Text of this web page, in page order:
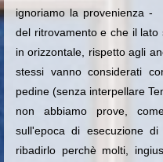
ignoriamo la provenienza -
del ritrovamento e che il
in orizzontale, rispetto agli
stessi vanno considerati
pedine (senza interpellare
non abbiamo prove,
sull'epoca di esecuzione
ribadirlo perchè molti,